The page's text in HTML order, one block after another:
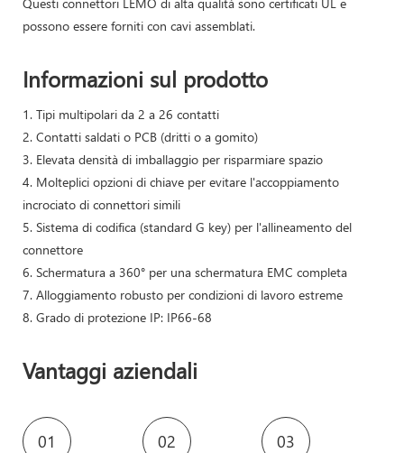
possono essere forniti con cavi assemblati.
Informazioni sul prodotto
1. Tipi multipolari da 2 a 26 contatti
2. Contatti saldati o PCB (dritti o a gomito)
3. Elevata densità di imballaggio per risparmiare spazio
4. Molteplici opzioni di chiave per evitare l'accoppiamento
incrociato di connettori simili
5. Sistema di codifica (standard G key) per l'allineamento del
connettore
6. Schermatura a 360° per una schermatura EMC completa
7. Alloggiamento robusto per condizioni di lavoro estreme
8. Grado di protezione IP: IP66-68
Vantaggi aziendali
01 02 03